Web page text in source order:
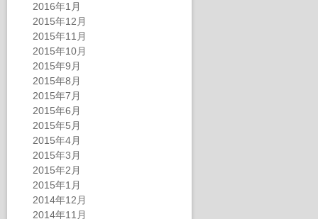
2016年1月
2015年12月
2015年11月
2015年10月
2015年9月
2015年8月
2015年7月
2015年6月
2015年5月
2015年4月
2015年3月
2015年2月
2015年1月
2014年12月
2014年11月